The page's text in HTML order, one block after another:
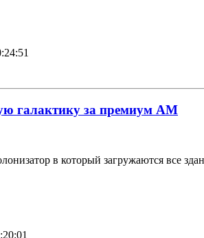
галактику за премиум АМ
в который загружаются все